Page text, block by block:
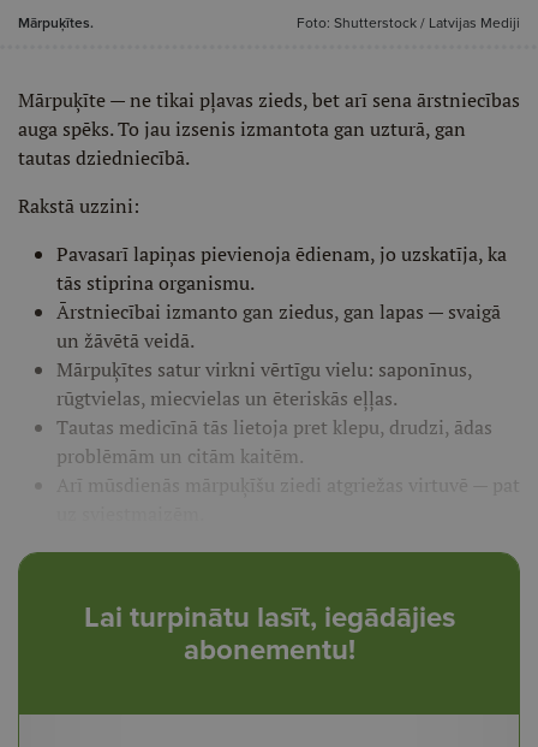
Mārpuķītes. Foto: Shutterstock / Latvijas Mediji
Mārpuķīte — ne tikai pļavas zieds, bet arī sena ārstniecības
auga spēks. To jau izsenis izmantota gan uzturā, gan
tautas dziedniecībā.
Rakstā uzzini:
Pavasarī lapiņas pievienoja ēdienam, jo uzskatīja, ka
tās stiprina organismu.
Ārstniecībai izmanto gan ziedus, gan lapas — svaigā
un žāvētā veidā.
Mārpuķītes satur virkni vērtīgu vielu: saponīnus,
rūgtvielas, miecvielas un ēteriskās eļļas.
Tautas medicīnā tās lietoja pret klepu, drudzi, ādas
problēmām un citām kaitēm.
Arī mūsdienās mārpuķīšu ziedi atgriežas virtuvē — pat
Lai turpinātu lasīt, iegādājies
abonementu!